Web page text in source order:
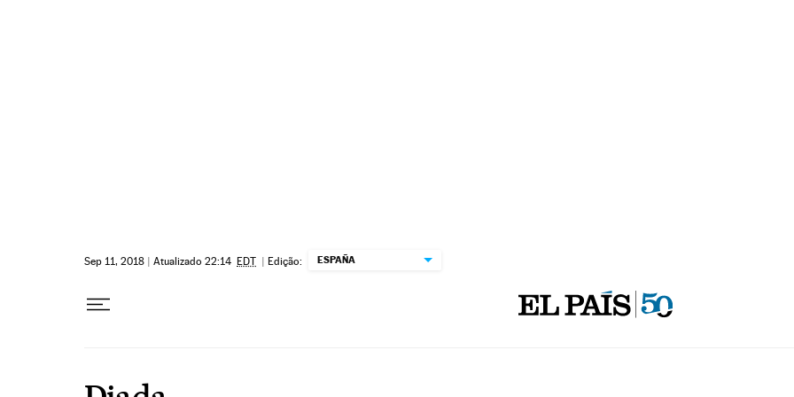
Sep 11, 2018 | Atualizado 22:14 EDT | Edição: ESPAÑA